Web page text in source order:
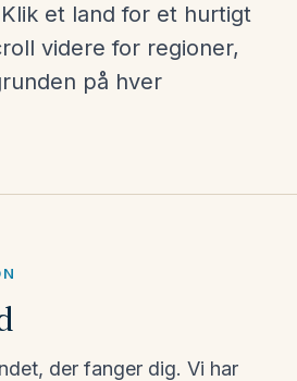
et land for et hurtigt
videre for regioner,
på hver
der fanger dig. Vi har